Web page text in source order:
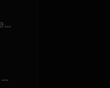
BLACK TORCH Episode 6 Preview and Streaming Details
FRUITS ZIPPER Release New Collaboration Song '1,2,3,FOOOOUR'